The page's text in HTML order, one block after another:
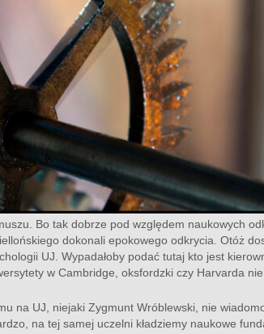
Bo tak dobrze pod względem naukowych
dokonali epokowego odkrycia. Otóż
UJ. Wypadałoby podać tutaj kto jest
w Cambridge, oksfordzki czy Harvarda
UJ, niejaki Zygmunt Wróblewski, nie
na tej samej uczelni kładziemy naukowe